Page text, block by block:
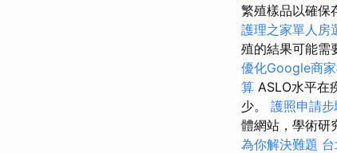
繁殖樣品以確保
護理之家單人房
殖的結果可能需
優化Google商
算 ASLO水平在
少。 護照申請步
體網站，學術研
為你解決難題